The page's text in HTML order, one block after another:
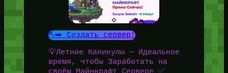
⛏️➡️ Создать сервер!
💡Летние Каникулы — Идеальное
время, чтобы Заработать на